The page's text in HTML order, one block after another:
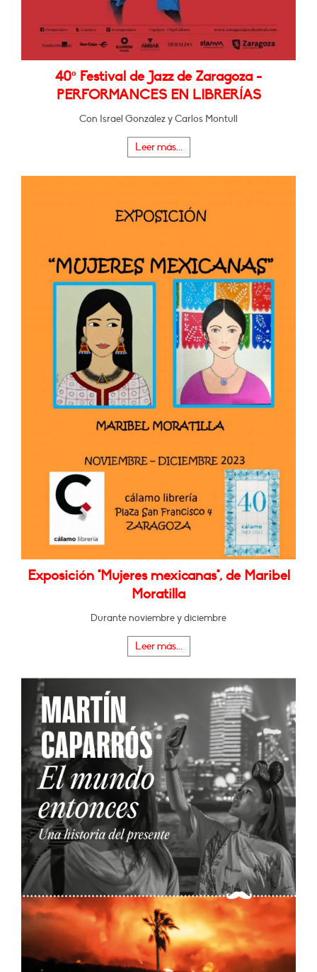
40º Festival de Jazz de Zaragoza -
PERFORMANCES EN LIBRERÍAS
Con Israel González y Carlos Montull
Leer más...
Exposición "Mujeres mexicanas", de Maribel
Moratilla
Durante noviembre y diciembre
Leer más...